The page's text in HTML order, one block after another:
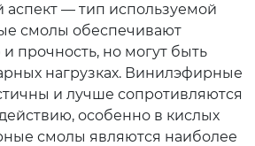
— тип используемой
смолы обеспечивают
прочность, но могут быть
нагрузках. Винилэфирные
и лучше сопротивляются
особенно в кислых
смолы являются наиболее